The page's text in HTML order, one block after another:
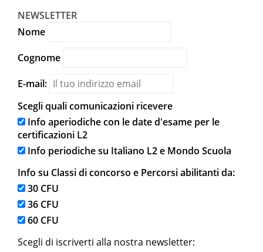
NEWSLETTER
Nome
Cognome
E-mail:
Scegli quali comunicazioni ricevere
Info aperiodiche con le date d'esame per le
certificazioni L2
Info periodiche su Italiano L2 e Mondo Scuola
Info su Classi di concorso e Percorsi abilitanti da:
30 CFU
36 CFU
60 CFU
Scegli di iscriverti alla nostra newsletter: